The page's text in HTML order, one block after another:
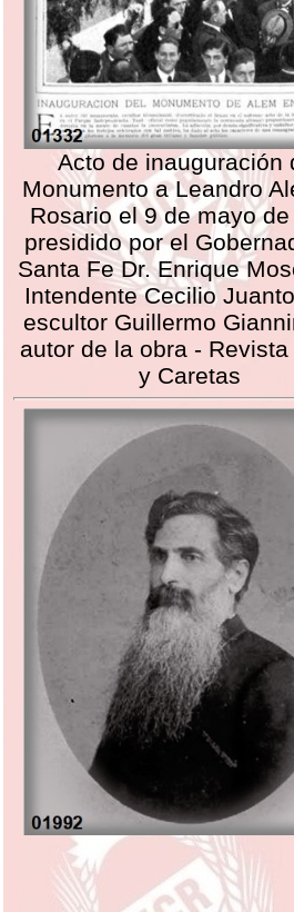
Acto de inauguración
Monumento a Leandro
Rosario el 9 de mayo
presidido por el
Santa Fe Dr. Enrique
Intendente Cecilio
escultor Guillermo
autor de la obra - Revista
y Caretas